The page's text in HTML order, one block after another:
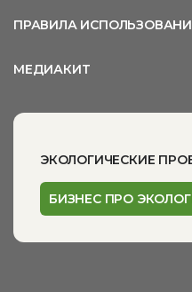
ПРАВИЛА
МЕДИАКИТ
ЭКОЛОГИЧЕСКИЕ
БИЗНЕС ПРО